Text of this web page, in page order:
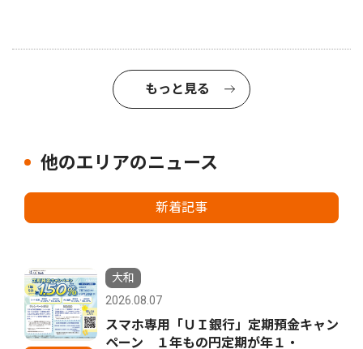
もっと見る
他のエリアのニュース
新着記事
大和
2026.08.07
スマホ専用「ＵＩ銀行」定期預金キャン
ペーン １年もの円定期が年１・